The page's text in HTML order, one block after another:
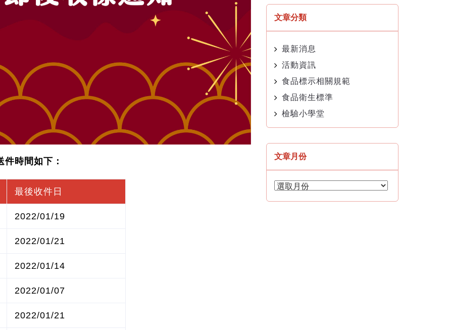
時間如下：
最後收件日
2022/01/19
2022/01/21
2022/01/14
2022/01/07
2022/01/21
文章分類
最新消息
活動資訊
食品標示相關規範
食品衛生標準
檢驗小學堂
文章月份
文